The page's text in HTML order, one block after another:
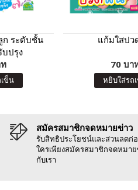
ก ระดับชั้น
ปรุง
ข็น
แก้มใสป
70 บา
หยิบใส่รถ
สมัครสมาชิกจดหมายข่าว
รับสิทธิประโยชน์และส่วนลดก่
ใครเพียงสมัครสมาชิกจดหมา
กับเรา